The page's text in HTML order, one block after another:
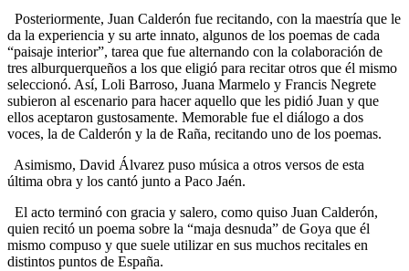
Posteriormente, Juan Calderón fue recitando, con la maestría que le
da la experiencia y su arte innato, algunos de los poemas de cada
“paisaje interior”, tarea que fue alternando con la colaboración de
tres alburquerqueños a los que eligió para recitar otros que él mismo
seleccionó. Así, Loli Barroso, Juana Marmelo y Francis Negrete
subieron al escenario para hacer aquello que les pidió Juan y que
ellos aceptaron gustosamente. Memorable fue el diálogo a dos
voces, la de Calderón y la de Raña, recitando uno de los poemas.
Asimismo, David Álvarez puso música a otros versos de esta
última obra y los cantó junto a Paco Jaén.
El acto terminó con gracia y salero, como quiso Juan Calderón,
quien recitó un poema sobre la “maja desnuda” de Goya que él
mismo compuso y que suele utilizar en sus muchos recitales en
distintos puntos de España.